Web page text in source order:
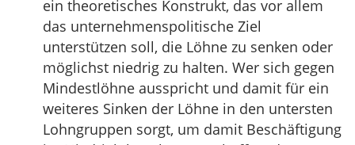
ein theoretisches Konstrukt, das vor allem
das unternehmenspolitische Ziel
unterstützen soll, die Löhne zu senken oder
möglichst niedrig zu halten. Wer sich gegen
Mindestlöhne ausspricht und damit für ein
weiteres Sinken der Löhne in den untersten
Lohngruppen sorgt, um damit Beschäftigung